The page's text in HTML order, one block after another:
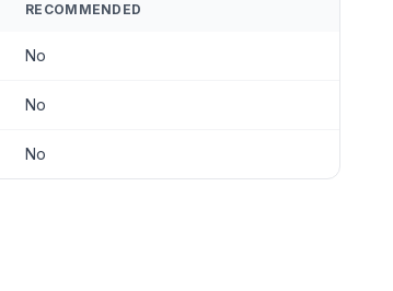
RECOMMENDED
No
No
No